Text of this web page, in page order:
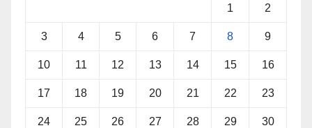
1 2
3 4 5 6 7 8 9
10 11 12 13 14 15 16
17 18 19 20 21 22 23
24 25 26 27 28 29 30